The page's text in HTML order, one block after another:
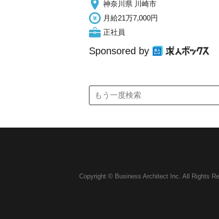
神奈川県 川崎市
月給21万7,000円
正社員
Sponsored by
Copyright © Business Architect Inc. All Rights